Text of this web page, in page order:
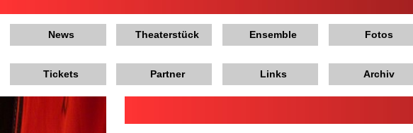
News Theaterstück Ensemble Fotos
Tickets Partner Links Archiv